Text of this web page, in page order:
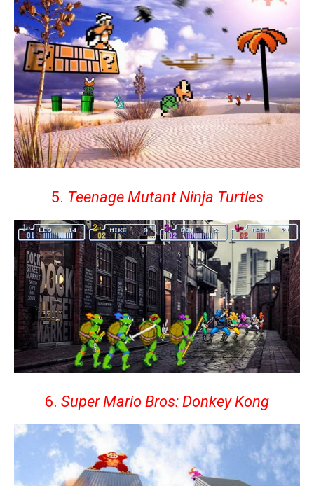
5. Teenage Mutant Ninja Turtles
6. Super Mario Bros: Donkey Kong